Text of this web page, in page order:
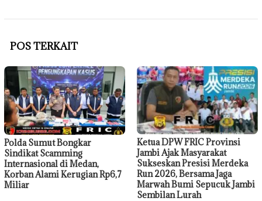
POS TERKAIT
Polda Sumut Bongkar
Sindikat Scamming
Internasional di Medan,
Korban Alami Kerugian Rp6,7
Miliar
Ketua DPW FRIC Provinsi
Jambi Ajak Masyarakat
Sukseskan Presisi Merdeka
Run 2026, Bersama Jaga
Marwah Bumi Sepucuk Jambi
Sembilan Lurah